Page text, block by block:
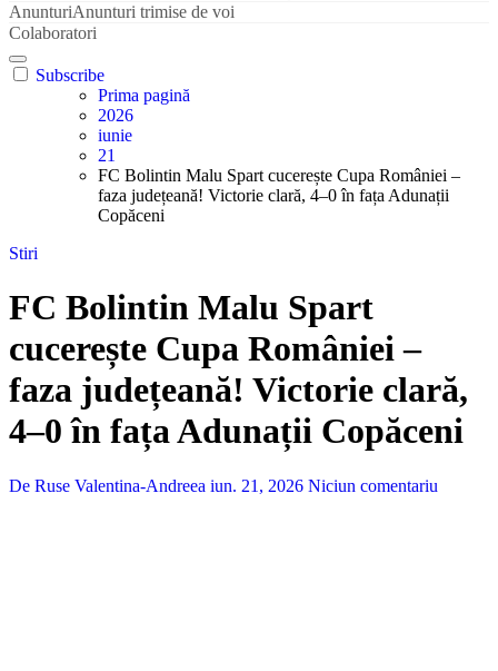
AnunturiAnunturi trimise de voi
Colaboratori
Subscribe
Prima pagină
2026
iunie
21
FC Bolintin Malu Spart cucerește Cupa României –
faza județeană! Victorie clară, 4–0 în fața Adunații
Copăceni
Stiri
FC Bolintin Malu Spart
cucerește Cupa României –
faza județeană! Victorie clară,
4–0 în fața Adunații Copăceni
De Ruse Valentina-Andreea iun. 21, 2026 Niciun comentariu